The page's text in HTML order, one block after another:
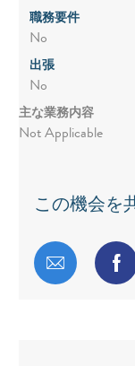
職務要件
No
出張
No
主な業務内容
Not Applicable
この機会を
メール